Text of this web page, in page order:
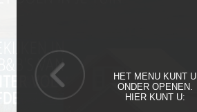
HET MENU KUNT U
ONDER OPENEN.
HIER KUNT U: